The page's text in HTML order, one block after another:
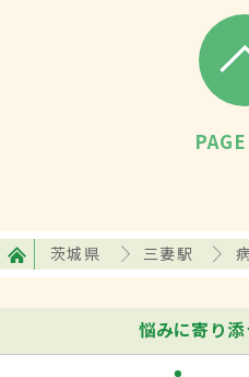
茨城県 三妻駅
悩みに寄り